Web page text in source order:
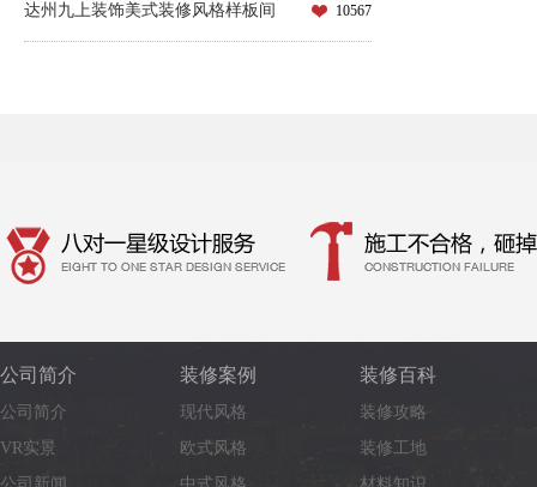
达州九上装饰美式装修风格样板间 10567
公司简介
公司简介
VR实景
装修案例
现代风格
欧式风格
装修百科
装修攻略
装修工地